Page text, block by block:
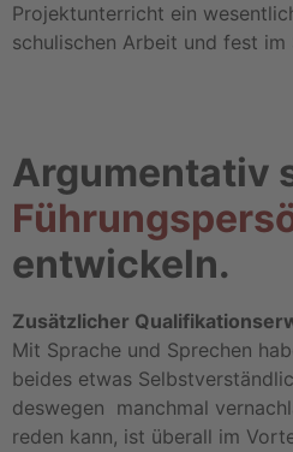
Projektunterricht ein
schulischen Arbeit und fest
Argumentativ
Führungs
entwickeln.
Zusätzlicher
Mit Sprache und Sprechen
beides etwas
deswegen manchmal
reden kann, ist überall im